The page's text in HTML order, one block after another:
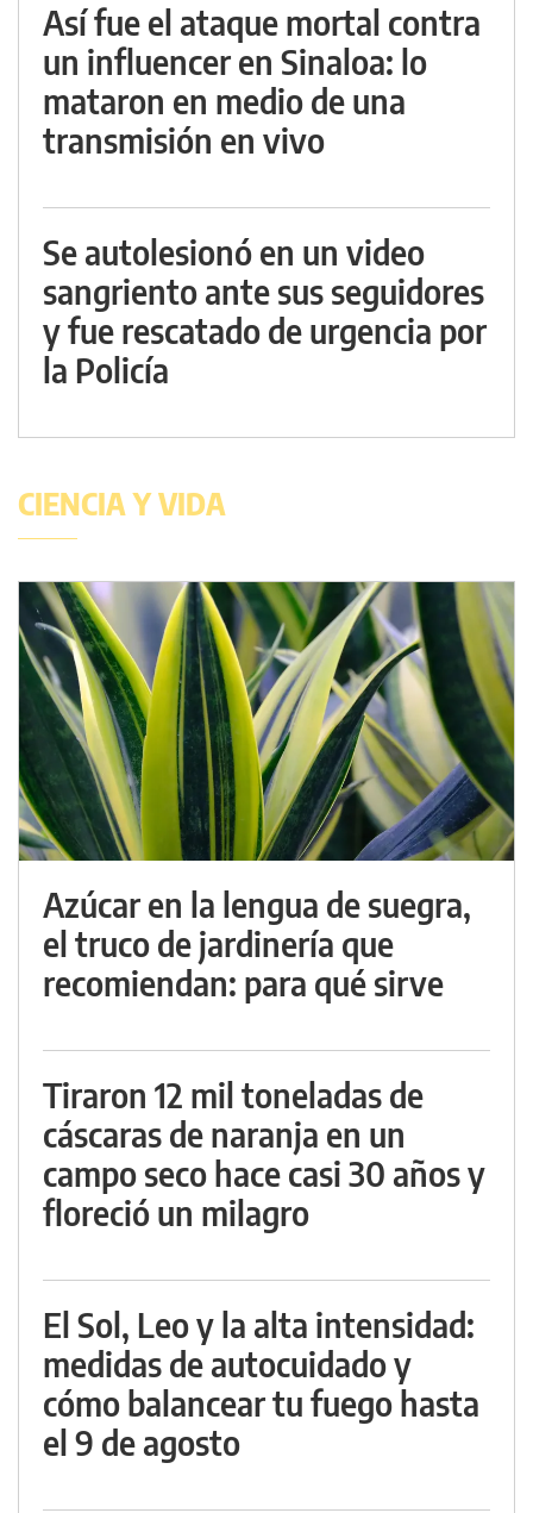
Así fue el ataque mortal contra
un influencer en Sinaloa: lo
mataron en medio de una
transmisión en vivo
Se autolesionó en un video
sangriento ante sus seguidores
y fue rescatado de urgencia por
la Policía
CIENCIA Y VIDA
Azúcar en la lengua de suegra,
el truco de jardinería que
recomiendan: para qué sirve
Tiraron 12 mil toneladas de
cáscaras de naranja en un
campo seco hace casi 30 años y
floreció un milagro
El Sol, Leo y la alta intensidad:
medidas de autocuidado y
cómo balancear tu fuego hasta
el 9 de agosto